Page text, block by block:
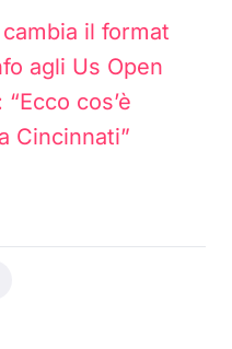
il format
agli Us Open
cos’è
Cincinnati”